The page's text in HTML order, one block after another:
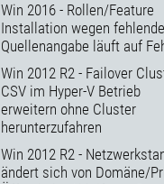
Win 2016 - Rollen/Feature
Installation wegen
Quellenangabe läuft auf
Win 2012 R2 - Failover
CSV im Hyper-V Betrieb
erweitern ohne Cluster
herunterzufahren
Win 2012 R2 -
ändert sich von Domäne/